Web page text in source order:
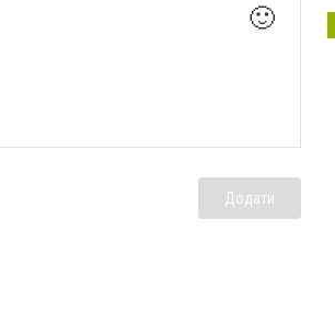
🙂
Додати